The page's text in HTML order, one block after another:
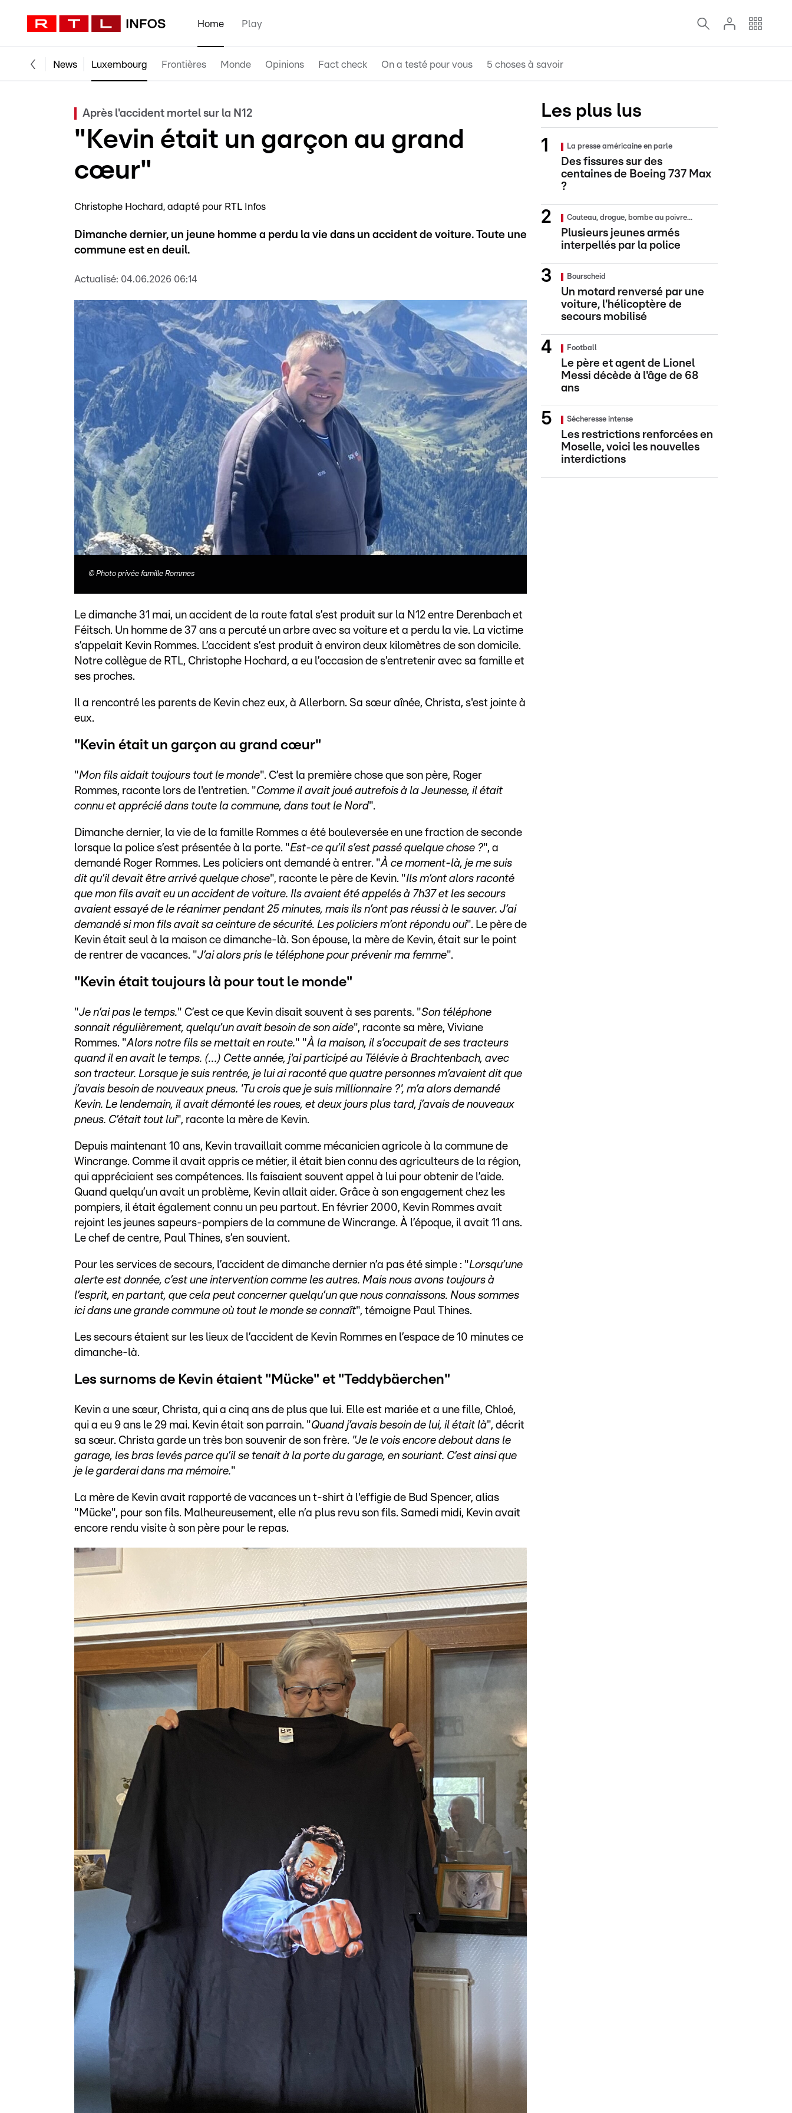
Home Play
News Luxembourg Frontières Monde Opinions Fact check On a testé pour vous 5 choses à savoir
Après l'accident mortel sur la N12
"Kevin était un garçon au grand
cœur"
Christophe Hochard adapté pour RTL Infos
Dimanche dernier, un jeune homme a perdu la vie dans un accident de voiture. Toute une
commune est en deuil.
Actualisé: 04.06.2026 06:14
© Photo privée famille Rommes
Le dimanche 31 mai, un accident de la route fatal s’est produit sur la N12 entre Derenbach et
Féitsch. Un homme de 37 ans a percuté un arbre avec sa voiture et a perdu la vie. La victime
s’appelait Kevin Rommes. L’accident s’est produit à environ deux kilomètres de son domicile.
Notre collègue de RTL, Christophe Hochard, a eu l’occasion de s'entretenir avec sa famille et
ses proches.
Il a rencontré les parents de Kevin chez eux, à Allerborn. Sa sœur aînée, Christa, s'est jointe à
eux.
"Kevin était un garçon au grand cœur"
"Mon fils aidait toujours tout le monde". C’est la première chose que son père, Roger
Rommes, raconte lors de l'entretien. "Comme il avait joué autrefois à la Jeunesse, il était
connu et apprécié dans toute la commune, dans tout le Nord".
Dimanche dernier, la vie de la famille Rommes a été bouleversée en une fraction de seconde
lorsque la police s’est présentée à la porte. "Est-ce qu’il s’est passé quelque chose ?", a
demandé Roger Rommes. Les policiers ont demandé à entrer. "À ce moment-là, je me suis
dit qu’il devait être arrivé quelque chose", raconte le père de Kevin. "Ils m’ont alors raconté
que mon fils avait eu un accident de voiture. Ils avaient été appelés à 7h37 et les secours
avaient essayé de le réanimer pendant 25 minutes, mais ils n’ont pas réussi à le sauver. J’ai
demandé si mon fils avait sa ceinture de sécurité. Les policiers m’ont répondu oui". Le père de
Kevin était seul à la maison ce dimanche-là. Son épouse, la mère de Kevin, était sur le point
de rentrer de vacances. "J’ai alors pris le téléphone pour prévenir ma femme".
"Kevin était toujours là pour tout le monde"
"Je n’ai pas le temps." C’est ce que Kevin disait souvent à ses parents. "Son téléphone
sonnait régulièrement, quelqu’un avait besoin de son aide", raconte sa mère, Viviane
Rommes. "Alors notre fils se mettait en route." "À la maison, il s’occupait de ses tracteurs
quand il en avait le temps. (…) Cette année, j'ai participé au Télévie à Brachtenbach, avec
son tracteur. Lorsque je suis rentrée, je lui ai raconté que quatre personnes m’avaient dit que
j’avais besoin de nouveaux pneus. 'Tu crois que je suis millionnaire ?', m’a alors demandé
Kevin. Le lendemain, il avait démonté les roues, et deux jours plus tard, j’avais de nouveaux
pneus. C’était tout lui", raconte la mère de Kevin.
Depuis maintenant 10 ans, Kevin travaillait comme mécanicien agricole à la commune de
Wincrange. Comme il avait appris ce métier, il était bien connu des agriculteurs de la région,
qui appréciaient ses compétences. Ils faisaient souvent appel à lui pour obtenir de l’aide.
Quand quelqu’un avait un problème, Kevin allait aider. Grâce à son engagement chez les
pompiers, il était également connu un peu partout. En février 2000, Kevin Rommes avait
rejoint les jeunes sapeurs-pompiers de la commune de Wincrange. À l’époque, il avait 11 ans.
Le chef de centre, Paul Thines, s’en souvient.
Pour les services de secours, l’accident de dimanche dernier n’a pas été simple : "Lorsqu’une
alerte est donnée, c’est une intervention comme les autres. Mais nous avons toujours à
l’esprit, en partant, que cela peut concerner quelqu’un que nous connaissons. Nous sommes
ici dans une grande commune où tout le monde se connaît", témoigne Paul Thines.
Les secours étaient sur les lieux de l’accident de Kevin Rommes en l’espace de 10 minutes ce
dimanche-là.
Les surnoms de Kevin étaient "Mücke" et "Teddybäerchen"
Kevin a une sœur, Christa, qui a cinq ans de plus que lui. Elle est mariée et a une fille, Chloé,
qui a eu 9 ans le 29 mai. Kevin était son parrain. "Quand j’avais besoin de lui, il était là", décrit
sa sœur. Christa garde un très bon souvenir de son frère. "Je le vois encore debout dans le
garage, les bras levés parce qu’il se tenait à la porte du garage, en souriant. C’est ainsi que
je le garderai dans ma mémoire."
La mère de Kevin avait rapporté de vacances un t-shirt à l'effigie de Bud Spencer, alias
"Mücke", pour son fils. Malheureusement, elle n’a plus revu son fils. Samedi midi, Kevin avait
encore rendu visite à son père pour le repas.
Les plus lus
La presse américaine en parle
Des fissures sur des
centaines de Boeing 737 Max
?
Couteau, drogue, bombe au poivre...
Plusieurs jeunes armés
interpellés par la police
Bourscheid
Un motard renversé par une
voiture, l'hélicoptère de
secours mobilisé
Football
Le père et agent de Lionel
Messi décède à l'âge de 68
ans
Sécheresse intense
Les restrictions renforcées en
Moselle, voici les nouvelles
interdictions